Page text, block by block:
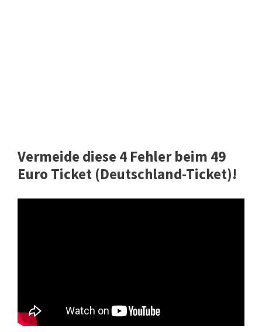
Vermeide diese 4 Fehler beim 49
Euro Ticket (Deutschland-Ticket)!